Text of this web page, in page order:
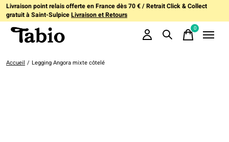
Livraison point relais offerte en France dès 70 € / Retrait Click & Collect
gratuit à Saint-SulpiceLivraison et Retours
0items
Accueil / Legging Angora mixte côtelé